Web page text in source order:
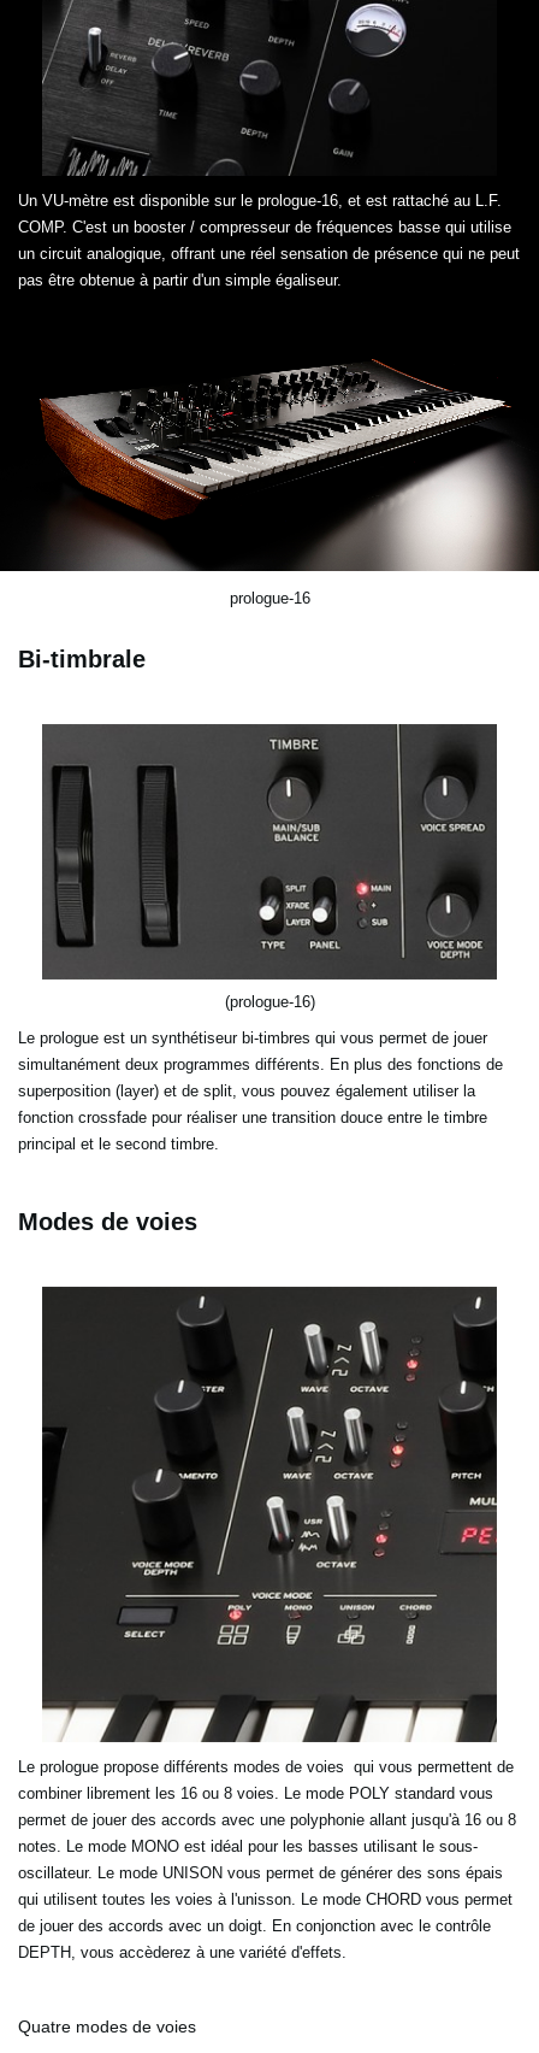
Un VU-mètre est disponible sur le prologue-16, et est rattaché au L.F.
COMP. C'est un booster / compresseur de fréquences basse qui utilise
un circuit analogique, offrant une réel sensation de présence qui ne peut
pas être obtenue à partir d'un simple égaliseur.
prologue-16
Bi-timbrale
(prologue-16)
Le prologue est un synthétiseur bi-timbres qui vous permet de jouer
simultanément deux programmes différents. En plus des fonctions de
superposition (layer) et de split, vous pouvez également utiliser la
fonction crossfade pour réaliser une transition douce entre le timbre
principal et le second timbre.
Modes de voies
Le prologue propose différents modes de voies qui vous permettent de
combiner librement les 16 ou 8 voies. Le mode POLY standard vous
permet de jouer des accords avec une polyphonie allant jusqu'à 16 ou 8
notes. Le mode MONO est idéal pour les basses utilisant le sous-
oscillateur. Le mode UNISON vous permet de générer des sons épais
qui utilisent toutes les voies à l'unisson. Le mode CHORD vous permet
de jouer des accords avec un doigt. En conjonction avec le contrôle
DEPTH, vous accèderez à une variété d'effets.
Quatre modes de voies